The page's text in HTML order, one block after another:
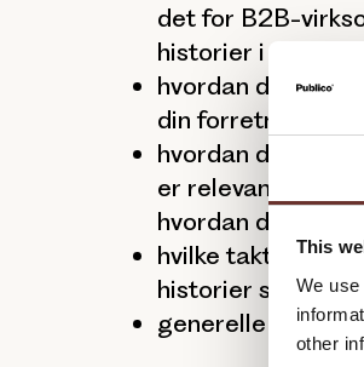
This
We
other
det for B2B-
historier i pressen
hvordan du
din forretnings-
hvordan du
er relevante for
hvordan du
hvilke taktiske
historier
generelle do's